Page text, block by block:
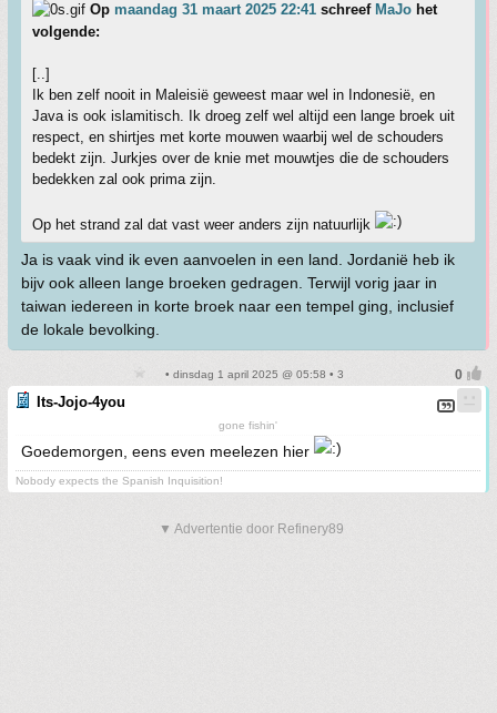
Op maandag 31 maart 2025 22:41 schreef MaJo het
volgende:
[..]
Ik ben zelf nooit in Maleisië geweest maar wel in Indonesië, en
Java is ook islamitisch. Ik droeg zelf wel altijd een lange broek uit
respect, en shirtjes met korte mouwen waarbij wel de schouders
bedekt zijn. Jurkjes over de knie met mouwtjes die de schouders
bedekken zal ook prima zijn.
Op het strand zal dat vast weer anders zijn natuurlijk
Ja is vaak vind ik even aanvoelen in een land. Jordanië heb ik
bijv ook alleen lange broeken gedragen. Terwijl vorig jaar in
taiwan iedereen in korte broek naar een tempel ging, inclusief
de lokale bevolking.
• dinsdag 1 april 2025 @ 05:58 • 3
Its-Jojo-4you
gone fishin'
Goedemorgen, eens even meelezen hier
Nobody expects the Spanish Inquisition!
▼ Advertentie door Refinery89